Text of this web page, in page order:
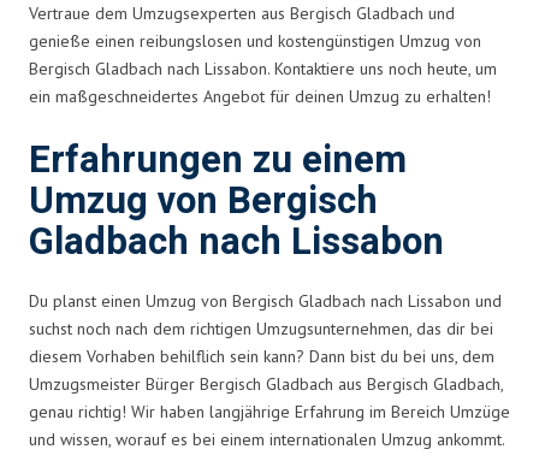
Vertraue dem Umzugsexperten aus Bergisch Gladbach und
genieße einen reibungslosen und kostengünstigen Umzug von
Bergisch Gladbach nach Lissabon. Kontaktiere uns noch heute, um
ein maßgeschneidertes Angebot für deinen Umzug zu erhalten!
Erfahrungen zu einem
Umzug von Bergisch
Gladbach nach Lissabon
Du planst einen Umzug von Bergisch Gladbach nach Lissabon und
suchst noch nach dem richtigen Umzugsunternehmen, das dir bei
diesem Vorhaben behilflich sein kann? Dann bist du bei uns, dem
Umzugsmeister Bürger Bergisch Gladbach aus Bergisch Gladbach,
genau richtig! Wir haben langjährige Erfahrung im Bereich Umzüge
und wissen, worauf es bei einem internationalen Umzug ankommt.